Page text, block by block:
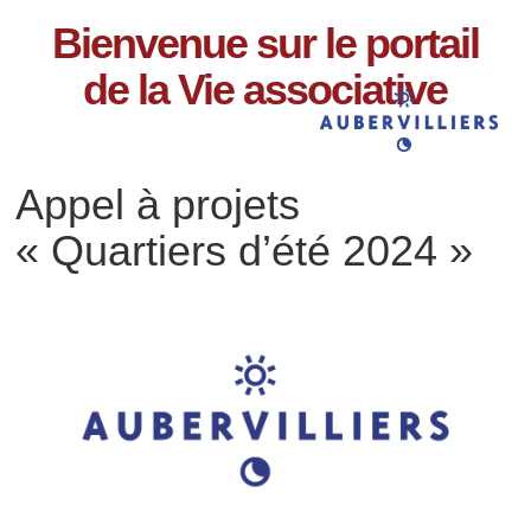
Bienvenue sur le portail
de la Vie associative
Appel à projets
« Quartiers d’été 2024 »